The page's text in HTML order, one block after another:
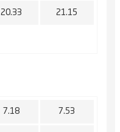
20.33 21.15
7.18 7.53